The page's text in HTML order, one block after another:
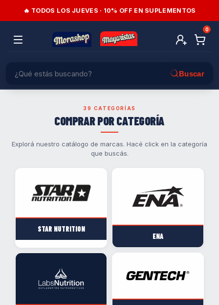
🔥 TODOS LOS JUEVES · 10% OFF EN SUPLEMENTOS
0
39 CATEGORÍAS
COMPRAR POR CATEGORÍA
Explorá nuestro catálogo de marcas. Hacé click en la categoría
que buscás.
STAR NUTRITION
ENA